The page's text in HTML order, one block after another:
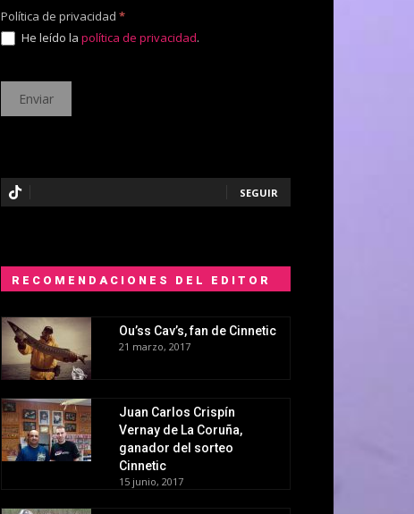
Política de privacidad *
He leído la política de privacidad.
SEGUIR
RECOMENDACIONES DEL EDITOR
Ou’ss Cav’s, fan de Cinnetic
21 marzo, 2017
Juan Carlos Crispín
Vernay de La Coruña,
ganador del sorteo
Cinnetic
15 junio, 2017